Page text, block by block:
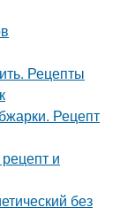
Рецепты
Рецепт
и
без